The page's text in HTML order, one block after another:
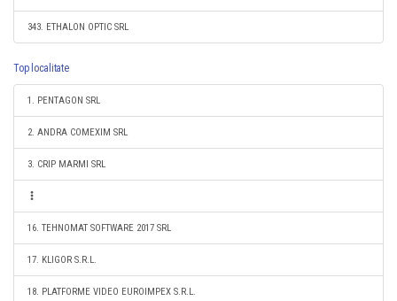
343. ETHALON OPTIC SRL
Top localitate
1. PENTAGON SRL
2. ANDRA COMEXIM SRL
3. CRIP MARMI SRL
16. TEHNOMAT SOFTWARE 2017 SRL
17. KLIGOR S.R.L.
18. PLATFORME VIDEO EUROIMPEX S.R.L.